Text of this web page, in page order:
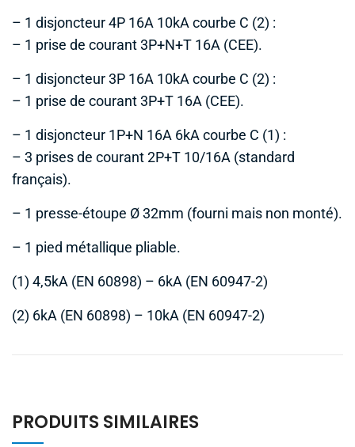
– 1 disjoncteur 4P 16A 10kA courbe C (2) :
– 1 prise de courant 3P+N+T 16A (CEE).
– 1 disjoncteur 3P 16A 10kA courbe C (2) :
– 1 prise de courant 3P+T 16A (CEE).
– 1 disjoncteur 1P+N 16A 6kA courbe C (1) :
– 3 prises de courant 2P+T 10/16A (standard
français).
– 1 presse-étoupe Ø 32mm (fourni mais non monté).
– 1 pied métallique pliable.
(1) 4,5kA (EN 60898) – 6kA (EN 60947-2)
(2) 6kA (EN 60898) – 10kA (EN 60947-2)
PRODUITS SIMILAIRES